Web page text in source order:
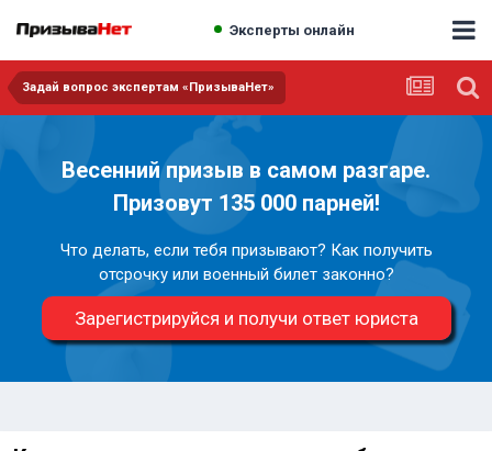
Эксперты онлайн
Задай вопрос экспертам «ПризываНет»
Весенний призыв в самом разгаре.
Призовут 135 000 парней!
Что делать, если тебя призывают? Как получить
отсрочку или военный билет законно?
Зарегистрируйся и получи ответ юриста